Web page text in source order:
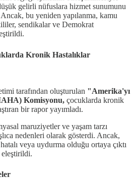
gelirli nüfuslara hizmet sunumunu
bu yeniden yapılanma, kamu
sendikalar ve Demokrat
Kronik Hastalıklar
tarafından oluşturulan "Amerika'yı
Komisyonu, çocuklarda kronik
bir rapor yayımladı.
maruziyetler ve yaşam tarzı
nedenleri olarak gösterdi. Ancak,
veya uydurma olduğu ortaya çıktı
eleştirildi.